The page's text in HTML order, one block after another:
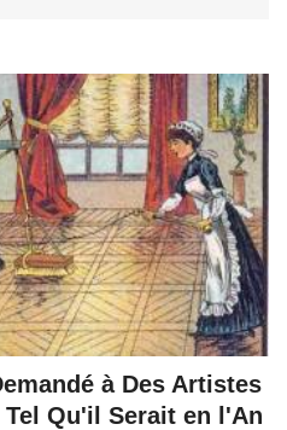
à Des Artistes
Qu'il Serait en l'An